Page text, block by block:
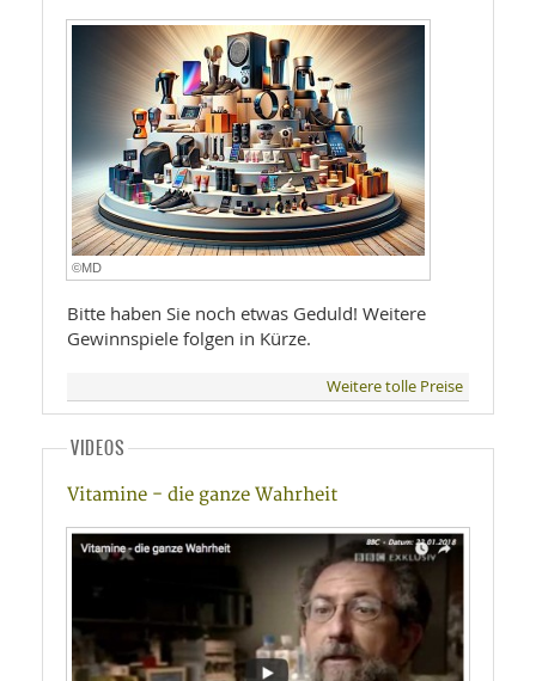
©MD
Bitte haben Sie noch etwas Geduld! Weitere
Gewinnspiele folgen in Kürze.
Weitere tolle Preise
VIDEOS
Vitamine - die ganze Wahrheit